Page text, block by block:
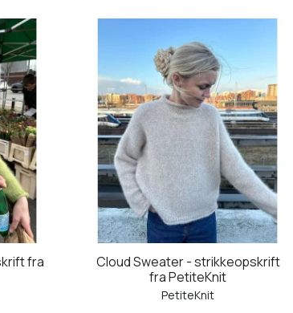
fra
Cloud Sweater - strikkeopskrift
fra PetiteKnit
PetiteKnit